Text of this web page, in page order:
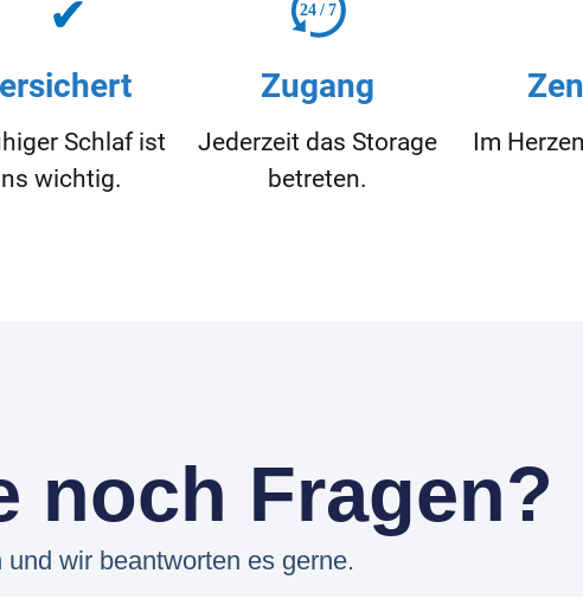
Schlaf ist
wichtig.
24/ 7
Zugang
Jederzeit das Storage
betreten.
Im
noch Fragen?
wir beantworten es gerne.